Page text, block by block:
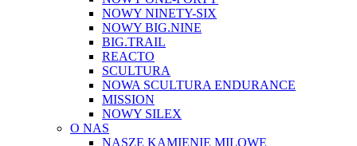
NOWY NINETY-SIX
NOWY BIG.NINE
BIG.TRAIL
REACTO
SCULTURA
NOWA SCULTURA ENDURANCE
MISSION
NOWY SILEX
O NAS
NASZE KAMIENIE MILOWE